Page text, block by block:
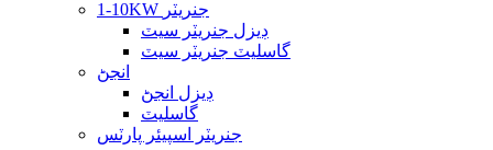
1-10KW جنريٽر
ڊيزل جنريٽر سيٽ
گاسليٽ جنريٽر سيٽ
انجڻ
ڊيزل انجڻ
گاسليٽ
جنريٽر اسپيئر پارٽس